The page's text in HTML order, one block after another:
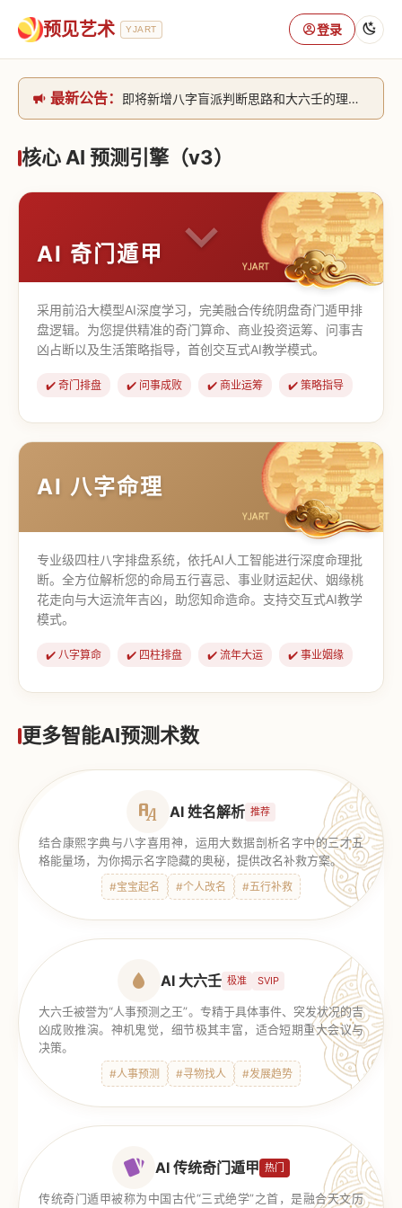
预见艺术 YJART 登录
最新公告：
即将新增八字盲派判断思路和大六壬的理气+取像判断思路。[内侧中，捐赠会员可用]2026/6/30
网站升级完成，升级全模块的算法，限时开放用户注册。2026/6/27
核心 AI 预测引擎（v3）
AI 奇门遁甲
采用前沿大模型AI深度学习，完美融合传统阴盘奇门遁甲排
盘逻辑。为您提供精准的奇门算命、商业投资运筹、问事吉
凶占断以及生活策略指导，首创交互式AI教学模式。
✔️ 奇门排盘 ✔️ 问事成败 ✔️ 商业运筹 ✔️ 策略指导
【道家奇门】 【传统奇门】
AI 八字命理
专业级四柱八字排盘系统，依托AI人工智能进行深度命理批
断。全方位解析您的命局五行喜忌、事业财运起伏、姻缘桃
花走向与大运流年吉凶，助您知命造命。支持交互式AI教学
模式。
✔️ 八字算命 ✔️ 四柱排盘 ✔️ 流年大运 ✔️ 事业姻缘
更多智能AI预测术数
AI 姓名解析 推荐
结合康熙字典与八字喜用神，运用大数据剖析名字中的三才五
格能量场，为你揭示名字隐藏的奥秘，提供改名补救方案。
#宝宝起名 #个人改名 #五行补救
AI 大六壬 极准 SVIP
大六壬被誉为“人事预测之王”。专精于具体事件、突发状况的吉
凶成败推演。神机鬼觉，细节极其丰富，适合短期重大会议与
决策。
#人事预测 #寻物找人 #发展趋势
AI 传统奇门遁甲 热门
传统奇门遁甲被称为中国古代“三式绝学”之首，是融合天文历